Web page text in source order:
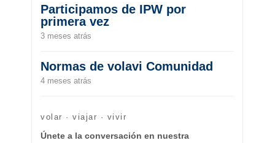
Participamos de IPW por
primera vez
3 meses atrás
Normas de volavi Comunidad
4 meses atrás
volar · viajar · vivir
Únete a la conversación en nuestra